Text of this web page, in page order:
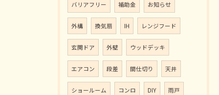
バリアフリー 補助金 お知らせ
外構 換気扇 IH レンジフード
玄関ドア 外壁 ウッドデッキ
エアコン 段差 間仕切り 天井
ショールーム コンロ DIY 雨戸